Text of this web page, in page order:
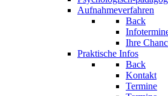
Aufnahmeverfahren
Back
Ihre
Praktische Infos
Back
Kontakt
Termine